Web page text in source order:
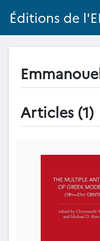
Éditions de
Articles (1)